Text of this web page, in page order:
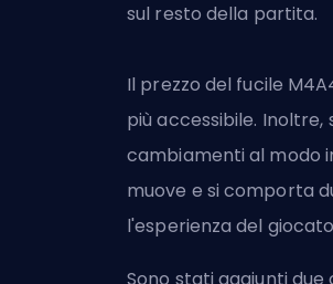
sul resto della partita.
Il prezzo del fucile
più accessibile.
cambiamenti al modo
muove e si comporta
l'esperienza del